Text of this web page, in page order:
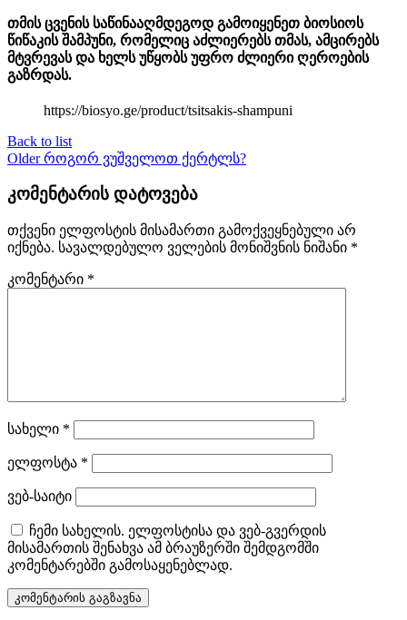
თმის ცვენის საწინააღმდეგოდ გამოიყენეთ ბიოსიოს
წიწაკის შამპუნი, რომელიც აძლიერებს თმას, ამცირებს
მტვრევას და ხელს უწყობს უფრო ძლიერი ღეროების
გაზრდას.
https://biosyo.ge/product/tsitsakis-shampuni
Back to list
Older როგორ ვუშველოთ ქერტლს?
კომენტარის დატოვება
თქვენი ელფოსტის მისამართი გამოქვეყნებული არ
იქნება. სავალდებულო ველების მონიშვნის ნიშანი *
კომენტარი *
სახელი *
ელფოსტა *
ვებ-საიტი
ჩემი სახელის. ელფოსტისა და ვებ-გვერდის
მისამართის შენახვა ამ ბრაუზერში შემდგომში
კომენტარებში გამოსაყენებლად.